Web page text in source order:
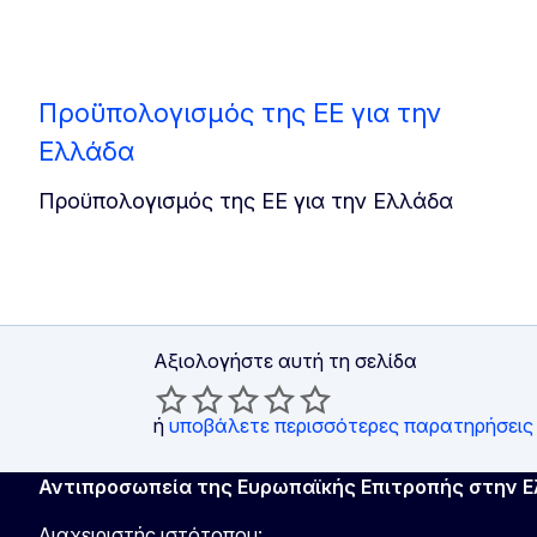
Προϋπολογισμός της ΕΕ για την
Ελλάδα
Προϋπολογισμός της ΕΕ για την Ελλάδα
Αξιολογήστε αυτή τη σελίδα
ή υποβάλετε περισσότερες παρατηρήσεις
Αντιπροσωπεία της Ευρωπαϊκής Επιτροπής στην